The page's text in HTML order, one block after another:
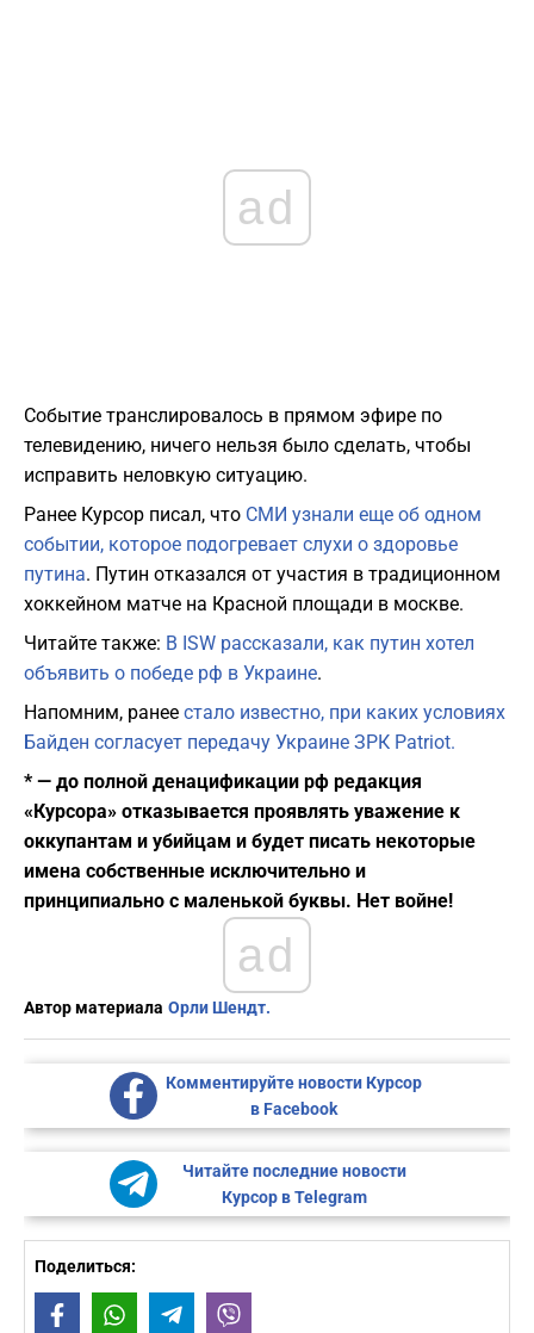
ad
Событие транслировалось в прямом эфире по
телевидению, ничего нельзя было сделать, чтобы
исправить неловкую ситуацию.
Ранее Курсор писал, что СМИ узнали еще об одном
событии, которое подогревает слухи о здоровье
путина. Путин отказался от участия в традиционном
хоккейном матче на Красной площади в москве.
Читайте также: В ISW рассказали, как путин хотел
объявить о победе рф в Украине.
Напомним, ранее стало известно, при каких условиях
Байден согласует передачу Украине ЗРК Patriot.
* — до полной денацификации рф редакция
«Курсора» отказывается проявлять уважение к
оккупантам и убийцам и будет писать некоторые
имена собственные исключительно и
принципиально с маленькой буквы. Нет войне!
ad
Автор материала Орли Шендт.
Комментируйте новости Курсор
в Facebook
Читайте последние новости
Курсор в Telegram
Поделиться:
FacebookWhatsAppTelegram